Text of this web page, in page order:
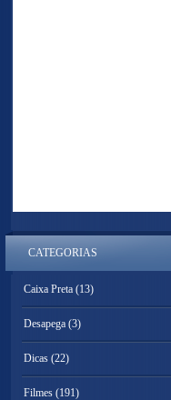
CATEGORIAS
Caixa Preta (13)
Desapega (3)
Dicas (22)
Filmes (191)